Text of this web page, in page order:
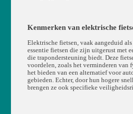
Kenmerken van elektrische
Elektrische fietsen, vaak aangeduid
essentie fietsen die zijn uitgerust met
die trapondersteuning biedt. Deze
voordelen, zoals het verminderen van
het bieden van een alternatief voor
gebieden. Echter, door hun hogere
brengen ze ook specifieke